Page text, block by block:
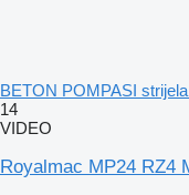
BETON POMPASI
14
VIDEO
Royalmac MP24 RZ4